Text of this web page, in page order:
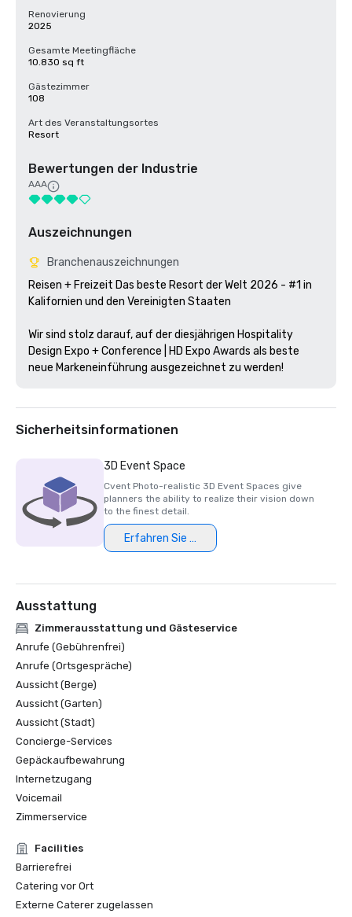
Renovierung
2025
Gesamte Meetingfläche
10.830 sq ft
Gästezimmer
108
Art des Veranstaltungsortes
Resort
Bewertungen der Industrie
AAA
Auszeichnungen
Branchenauszeichnungen
Reisen + Freizeit Das beste Resort der Welt 2026 - #1 in
Kalifornien und den Vereinigten Staaten
Wir sind stolz darauf, auf der diesjährigen Hospitality
Design Expo + Conference | HD Expo Awards als beste
neue Markeneinführung ausgezeichnet zu werden!
Sicherheitsinformationen
3D Event Space
Cvent Photo-realistic 3D Event Spaces give
planners the ability to realize their vision down
to the finest detail.
Erfahren Sie mehr
Ausstattung
Zimmerausstattung und Gästeservice
Anrufe (Gebührenfrei)
Anrufe (Ortsgespräche)
Aussicht (Berge)
Aussicht (Garten)
Aussicht (Stadt)
Concierge-Services
Gepäckaufbewahrung
Internetzugang
Voicemail
Zimmerservice
Facilities
Barrierefrei
Catering vor Ort
Externe Caterer zugelassen